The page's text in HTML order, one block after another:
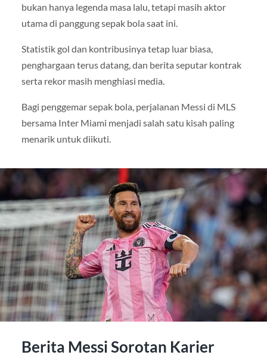
bukan hanya legenda masa lalu, tetapi masih aktor
utama di panggung sepak bola saat ini.
Statistik gol dan kontribusinya tetap luar biasa,
penghargaan terus datang, dan berita seputar kontrak
serta rekor masih menghiasi media.
Bagi penggemar sepak bola, perjalanan Messi di MLS
bersama Inter Miami menjadi salah satu kisah paling
menarik untuk diikuti.
Berita Messi Sorotan Karier